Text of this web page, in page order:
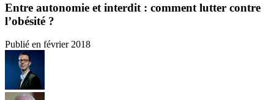
Entre autonomie et interdit : comment lutter contre
l’obésité ?
Publié en février 2018